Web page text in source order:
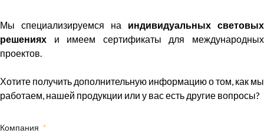
Мы специализируемся на индивидуальных световых
решениях и имеем сертификаты для международных
проектов.
Хотите получить дополнительную информацию о том, как мы
работаем, нашей продукции или у вас есть другие вопросы?
Компания